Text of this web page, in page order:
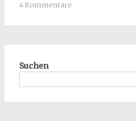
4 Kommentare
Suchen